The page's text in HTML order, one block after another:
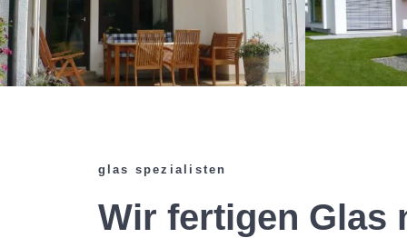
glas spezialisten
Wir fertigen Glas